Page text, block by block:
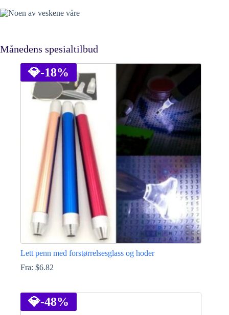
Månedens spesialtilbud
💎-18%
Lett penn med forstørrelsesglass og hoder
Fra: $6.82
produktet
har
flere
💎-48%